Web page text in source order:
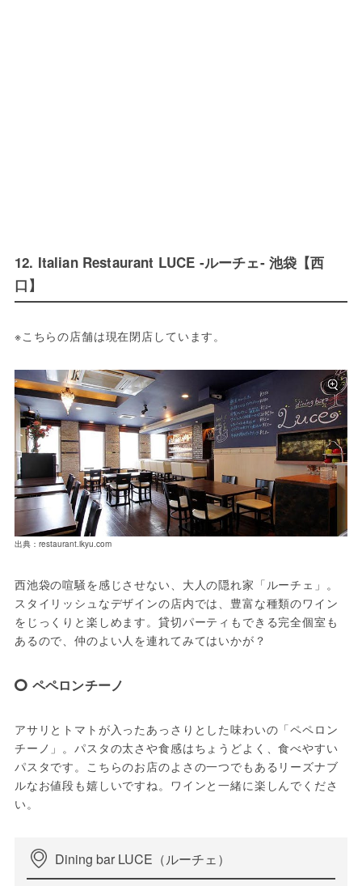
12. Italian Restaurant LUCE ‐ルーチェ‐ 池袋【西
口】
※こちらの店舗は現在閉店しています。
出典：restaurant.ikyu.com
西池袋の喧騒を感じさせない、大人の隠れ家「ルーチェ」。
スタイリッシュなデザインの店内では、豊富な種類のワイン
をじっくりと楽しめます。貸切パーティもできる完全個室も
あるので、仲のよい人を連れてみてはいかが？
ペペロンチーノ
アサリとトマトが入ったあっさりとした味わいの「ペペロン
チーノ」。パスタの太さや食感はちょうどよく、食べやすい
パスタです。こちらのお店のよさの一つでもあるリーズナブ
ルなお値段も嬉しいですね。ワインと一緒に楽しんでくださ
い。
Dining bar LUCE（ルーチェ）